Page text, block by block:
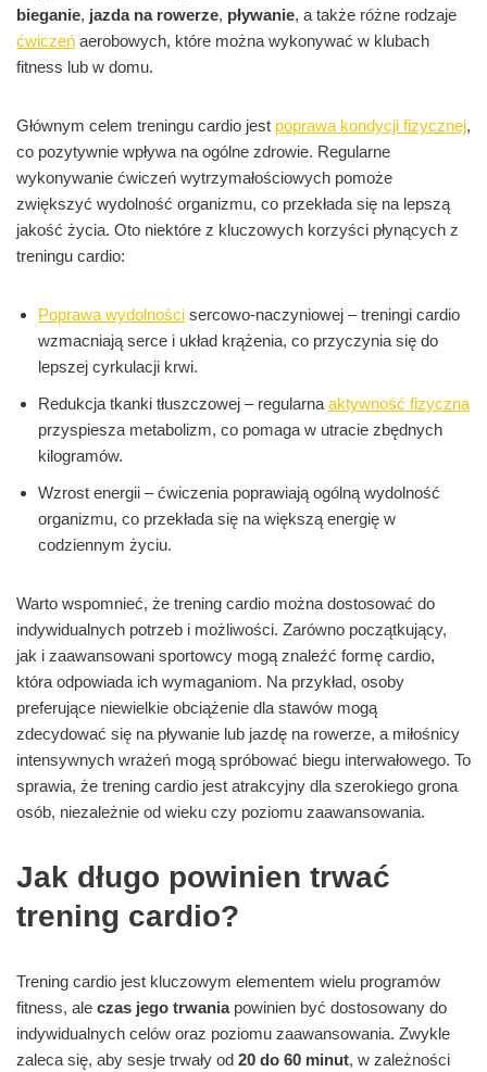
bieganie, jazda na rowerze, pływanie, a także różne rodzaje
ćwiczeń aerobowych, które można wykonywać w klubach
fitness lub w domu.
Głównym celem treningu cardio jest poprawa kondycji fizycznej,
co pozytywnie wpływa na ogólne zdrowie. Regularne
wykonywanie ćwiczeń wytrzymałościowych pomoże
zwiększyć wydolność organizmu, co przekłada się na lepszą
jakość życia. Oto niektóre z kluczowych korzyści płynących z
treningu cardio:
Poprawa wydolności sercowo-naczyniowej – treningi cardio
wzmacniają serce i układ krążenia, co przyczynia się do
lepszej cyrkulacji krwi.
Redukcja tkanki tłuszczowej – regularna aktywność fizyczna
przyspiesza metabolizm, co pomaga w utracie zbędnych
kilogramów.
Wzrost energii – ćwiczenia poprawiają ogólną wydolność
organizmu, co przekłada się na większą energię w
codziennym życiu.
Warto wspomnieć, że trening cardio można dostosować do
indywidualnych potrzeb i możliwości. Zarówno początkujący,
jak i zaawansowani sportowcy mogą znaleźć formę cardio,
która odpowiada ich wymaganiom. Na przykład, osoby
preferujące niewielkie obciążenie dla stawów mogą
zdecydować się na pływanie lub jazdę na rowerze, a miłośnicy
intensywnych wrażeń mogą spróbować biegu interwałowego. To
sprawia, że trening cardio jest atrakcyjny dla szerokiego grona
osób, niezależnie od wieku czy poziomu zaawansowania.
Jak długo powinien trwać
trening cardio?
Trening cardio jest kluczowym elementem wielu programów
fitness, ale czas jego trwaniapowinien być dostosowany do
indywidualnych celów oraz poziomu zaawansowania. Zwykle
zaleca się, aby sesje trwały od 20 do 60 minut, w zależności